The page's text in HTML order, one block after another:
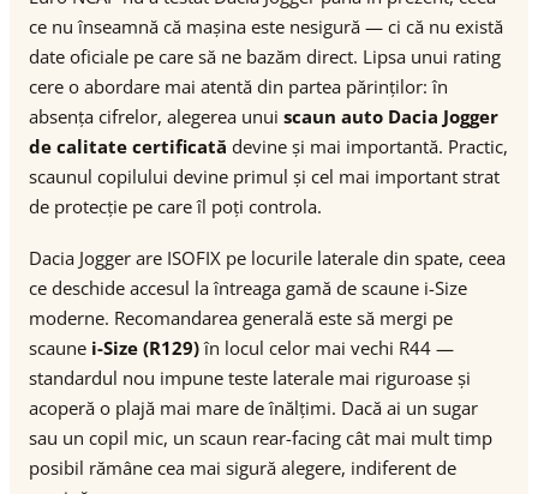
ce nu înseamnă că mașina este nesigură — ci că nu există
date oficiale pe care să ne bazăm direct. Lipsa unui rating
cere o abordare mai atentă din partea părinților: în
absența cifrelor, alegerea unui scaun auto Dacia Jogger
de calitate certificată devine și mai importantă. Practic,
scaunul copilului devine primul și cel mai important strat
de protecție pe care îl poți controla.
Dacia Jogger are ISOFIX pe locurile laterale din spate, ceea
ce deschide accesul la întreaga gamă de scaune i-Size
moderne. Recomandarea generală este să mergi pe
scaune i-Size (R129)în locul celor mai vechi R44 —
standardul nou impune teste laterale mai riguroase și
acoperă o plajă mai mare de înălțimi. Dacă ai un sugar
sau un copil mic, un scaun rear-facing cât mai mult timp
posibil rămâne cea mai sigură alegere, indiferent de